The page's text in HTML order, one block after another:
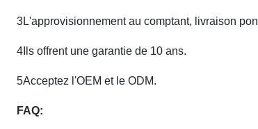
3L'approvisionnement au comptant, livraison
4Ils offrent une garantie de 10 ans.
5Acceptez l'OEM et le ODM.
FAQ: